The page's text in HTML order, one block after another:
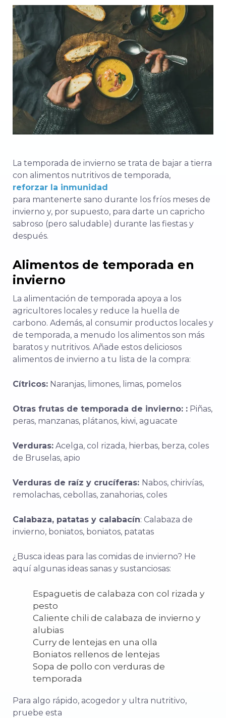
La temporada de invierno se trata de bajar a tierra
con alimentos nutritivos de temporada,
reforzar la inmunidad
para mantenerte sano durante los fríos meses de
invierno y, por supuesto, para darte un capricho
sabroso (pero saludable) durante las fiestas y
después.
Alimentos de temporada en
invierno
La alimentación de temporada apoya a los
agricultores locales y reduce la huella de
carbono. Además, al consumir productos locales y
de temporada, a menudo los alimentos son más
baratos y nutritivos. Añade estos deliciosos
alimentos de invierno a tu lista de la compra:
Cítricos: Naranjas, limones, limas, pomelos
Otras frutas de temporada de invierno: : Piñas,
peras, manzanas, plátanos, kiwi, aguacate
Verduras: Acelga, col rizada, hierbas, berza, coles
de Bruselas, apio
Verduras de raíz y crucíferas: Nabos, chirivías,
remolachas, cebollas, zanahorias, coles
Calabaza, patatas y calabacín: Calabaza de
invierno, boniatos, boniatos, patatas
¿Busca ideas para las comidas de invierno? He
aquí algunas ideas sanas y sustanciosas:
Espaguetis de calabaza con col rizada y
pesto
Caliente chili de calabaza de invierno y
alubias
Curry de lentejas en una olla
Boniatos rellenos de lentejas
Sopa de pollo con verduras de
temporada
Para algo rápido, acogedor y ultra nutritivo,
pruebe esta